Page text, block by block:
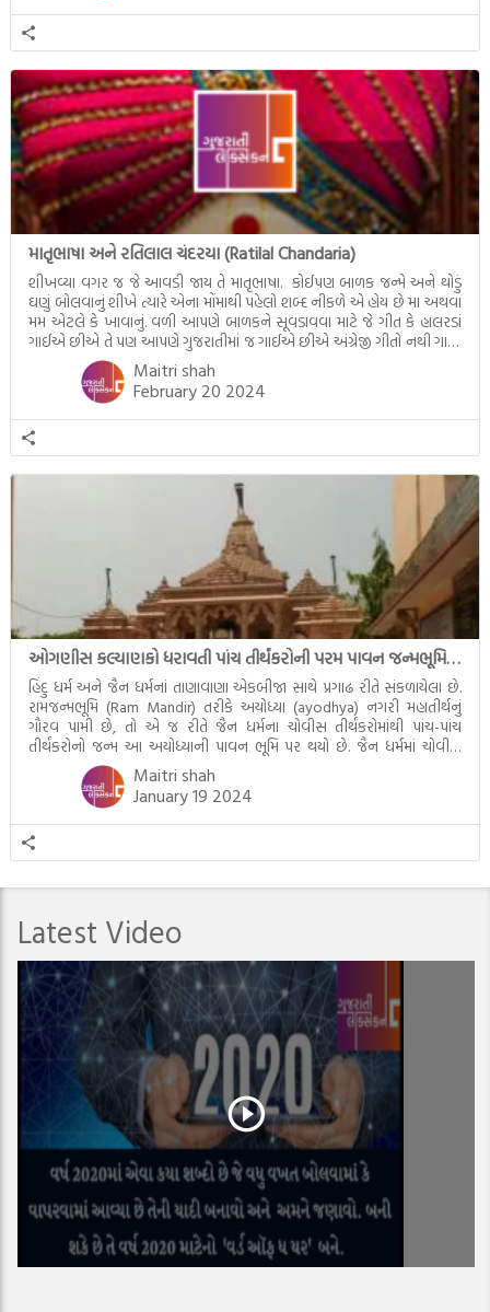
માતૃભાષા અને રતિલાલ ચંદરયા (Ratilal Chandaria)
શીખવ્યા વગર જ જે આવડી જાય તે માતૃભાષા. કોઈપણ બાળક જન્મે અને થોડું
ઘણું બોલવાનું શીખે ત્યારે એના મોંમાથી પહેલો શબ્દ નીકળે એ હોય છે મા અથવા
મમ એટલે કે ખાવાનું. વળી આપણે બાળકને સૂવડાવવા માટે જે ગીત કે હાલરડાં
ગાઈએ છીએ તે પણ આપણે ગુજરાતીમાં જ ગાઈએ છીએ અંગ્રેજી ગીતો નથી ગાતા.
આમ બાળકને […]
Maitri shah
February 20 2024
ઓગણીસ કલ્યાણકો ધરાવતી પાંચ તીર્થંકરોની પરમ પાવન જન્મભૂમિ – અયોધ્યા (Ayodhya)
હિંદુ ધર્મ અને જૈન ધર્મનાં તાણાવાણા એકબીજા સાથે પ્રગાઢ રીતે સંકળાયેલા છે.
રામજન્મભૂમિ (Ram Mandir) તરીકે અયોધ્યા (ayodhya) નગરી મહાતીર્થનું
ગૌરવ પામી છે, તો એ જ રીતે જૈન ધર્મના ચોવીસ તીર્થંકરોમાંથી પાંચ-પાંચ
તીર્થંકરોનો જન્મ આ અયોધ્યાની પાવન ભૂમિ પર થયો છે. જૈન ધર્મમાં ચોવીસ
તીર્થંકરોમાંથી પાંચ-પાંચ તીર્થંકરોનાં કલ્યાણકો અહીં આવ્યાં છે. દરેક તીર્થંકરના
જીવનની ચ્યવન(માતાના […]
Maitri shah
January 19 2024
Latest Video